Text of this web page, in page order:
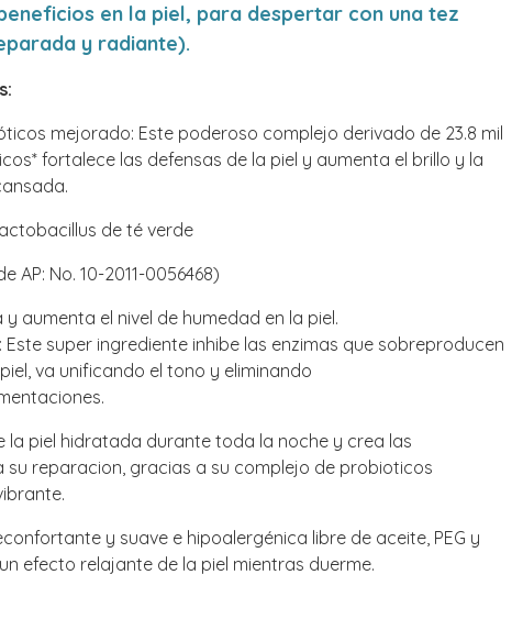
en la piel, para despertar con una tez
y radiante).
mejorado: Este poderoso complejo derivado de 23.8 mil
fortalece las defensas de la piel y aumenta el brillo y la
de té verde
AP: No. 10-2011-0056468)
aumenta el nivel de humedad en la piel.
super ingrediente inhibe las enzimas que sobreproducen
va unificando el tono y eliminando
la piel hidratada durante toda la noche y crea las
su reparacion, gracias a su complejo de probioticos
y suave e hipoalergénica libre de aceite, PEG y
efecto relajante de la piel mientras duerme.